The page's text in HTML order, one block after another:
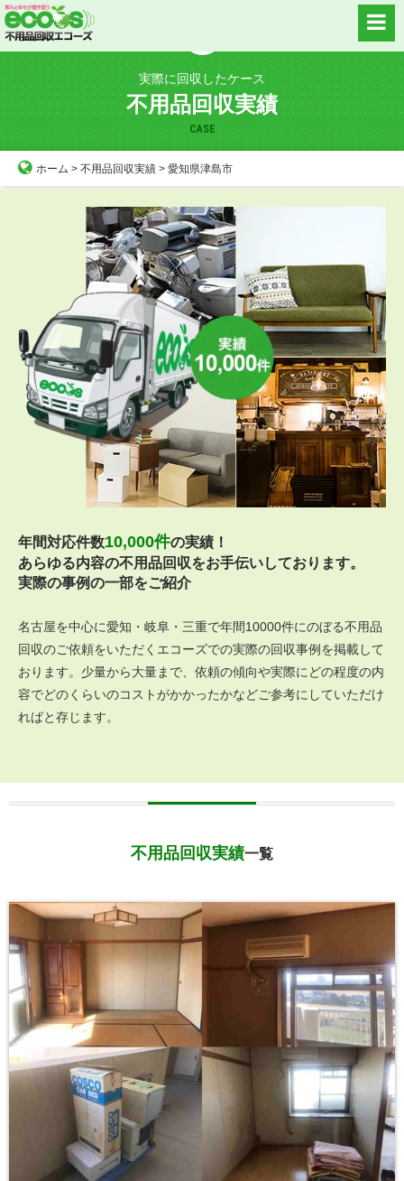
Skip
to
実際に回収したケース
不用品回収実績
CASE
ホーム > 不用品回収実績 > 愛知県津島市
年間対応件数10,000件の実績！
あらゆる内容の不用品回収をお手伝いしております。
実際の事例の一部をご紹介
名古屋を中心に愛知・岐阜・三重で年間10000件にのぼる不用品
回収のご依頼をいただくエコーズでの実際の回収事例を掲載して
おります。少量から大量まで、依頼の傾向や実際にどの程度の内
容でどのくらいのコストがかかったかなどご参考にしていただけ
ればと存じます。
不用品回収実績一覧